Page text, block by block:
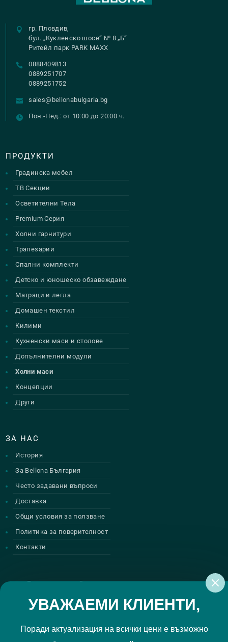
УВАЖАЕМИ КЛИЕНТИ,
Поради актуализация на всички цени е възможно
гр. Пловдив,
бул. „Кукленско шосе“ № 8 „Б“
Ритейл парк PARK MAXX
0888409813
0889251707
0889251752
sales@bellonabulgaria.bg
Пон.-Нед.: от 10:00 до 20:00 ч.
ПРОДУКТИ
Градинска мебел
ТВ Секции
Осветителни Тела
Premium Серия
Холни гарнитури
Трапезарии
Спални комплекти
Детско и юношеско обзавеждане
Матраци и легла
Домашен текстил
Килими
Кухненски маси и столове
Допълнителни модули
Холни маси
Концепции
Други
ЗА НАС
История
За Bellona България
Често задавани въпроси
Доставка
Общи условия за ползване
Политика за поверителност
Контакти
Регистрирай се за нашите атрактивни